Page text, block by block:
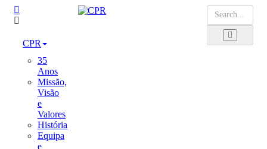
CPR
35
Anos
Missão,
Visão
e
Valores
História
Equipa
e